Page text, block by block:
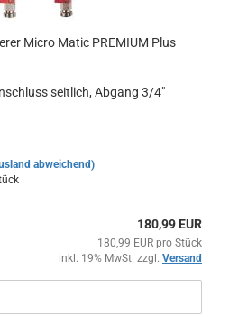
Micro Matic PREMIUM Plus
seitlich, Abgang 3/4"
abweichend)
180,99 EUR
180,99 EUR pro Stück
inkl. 19% MwSt. zzgl. Versand